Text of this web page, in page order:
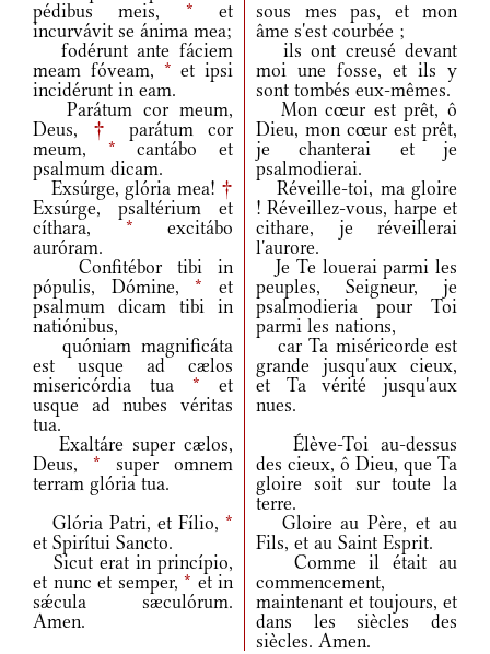
pédibus meis, * et
incurvávit se ánima mea;
sous mes pas, et mon
âme s'est courbée ;
fodérunt ante fáciem
meam fóveam, * et ipsi
incidérunt in eam.
ils ont creusé devant
moi une fosse, et ils y
sont tombés eux-mêmes.
Parátum cor meum,
Deus, †
parátum cor
meum, * cantábo et
psalmum dicam.
Mon cœur est prêt, ô
Dieu, mon cœur est prêt,
je chanterai et je
psalmodierai.
Exsúrge, glória mea! †
Exsúrge, psaltérium et
cíthara, * excitábo
auróram.
Réveille-toi, ma gloire
! Réveillez-vous, harpe et
cithare, je réveillerai
l'aurore.
Confitébor tibi in
pópulis, Dómine,* et
psalmum dicam tibi in
natiónibus,
Je Te louerai parmi les
peuples, Seigneur, je
psalmodieria pour Toi
parmi les nations,
quóniam magnificáta
est usque ad cælos
misericórdia tua * et
usque ad nubes véritas
tua.
car Ta miséricorde est
grande jusqu'aux cieux,
et Ta vérité jusqu'aux
nues.
Exaltáre super cælos,
Deus, * super omnem
terram glória tua.
Élève-Toi au-dessus
des cieux, ô Dieu, que Ta
gloire soit sur toute la
terre.
Glória Patri, et Fílio, *
et Spirítui Sancto.
Gloire au Père, et au
Fils, et au Saint Esprit.
Sicut erat in princípio,
et nunc et semper, * et in
sǽcula sæculórum.
Amen.
Comme il était au
commencement,
maintenant et toujours, et
dans les siècles des
siècles. Amen.